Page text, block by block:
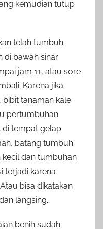
kemudian tutup
telah tumbuh
di bawah sinar
jam 11, atau sore
Karena jika
tanaman kale
pertumbuhan
di tempat gelap
batang tumbuh
kecil dan tumbuhan
terjadi karena
bisa dikatakan
langsing.
benih sudah